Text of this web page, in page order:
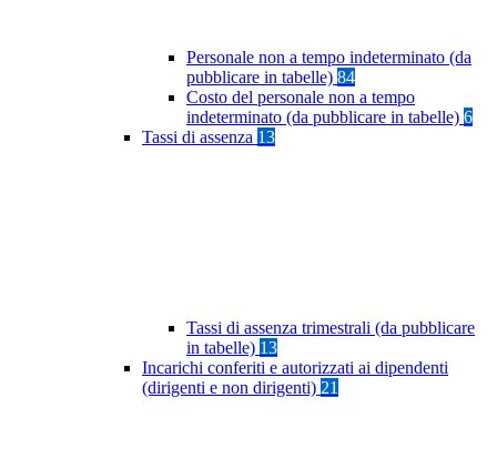
Personale non a tempo indeterminato (da
pubblicare in tabelle) 84
Costo del personale non a tempo
indeterminato (da pubblicare in tabelle) 6
Tassi di assenza 13
Tassi di assenza trimestrali (da pubblicare
in tabelle) 13
Incarichi conferiti e autorizzati ai dipendenti
(dirigenti e non dirigenti) 21